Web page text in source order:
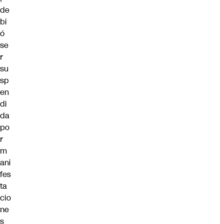
de
bi
ó
se
r
su
sp
en
di
da
po
r
m
ani
fes
ta
cio
ne
s